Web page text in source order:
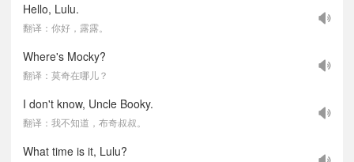
Hello, Lulu.
翻译：你好，露露。
Where's Mocky?
翻译：莫奇在哪儿？
I don't know, Uncle Booky.
翻译：我不知道，布奇叔叔。
What time is it, Lulu?